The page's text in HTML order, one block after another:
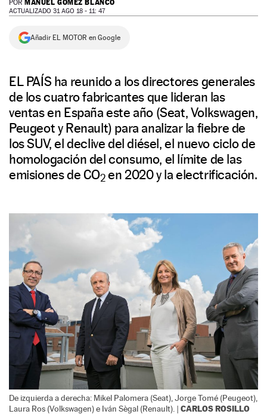
NEWSLETTER
POR MANUEL GÓMEZ BLANCO
ACTUALIZADO 31 AGO 18 - 11: 47
Añadir EL MOTOR en Google
EL PAÍS ha reunido a los directores generales
de los cuatro fabricantes que lideran las
ventas en España este año (Seat, Volkswagen,
Peugeot y Renault) para analizar la fiebre de
los SUV, el declive del diésel, el nuevo ciclo de
homologación del consumo, el límite de las
emisiones de CO2en 2020 y la electrificación.
De izquierda a derecha: Mikel Palomera (Seat), Jorge Tomé (Peugeot),
Laura Ros (Volkswagen) e Iván Sègal (Renault). | CARLOS ROSILLO